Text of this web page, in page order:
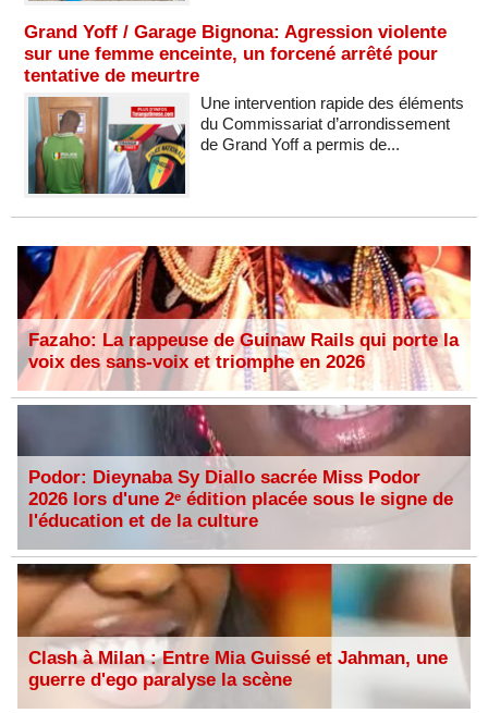
Grand Yoff / Garage Bignona: Agression violente
sur une femme enceinte, un forcené arrêté pour
tentative de meurtre
Une intervention rapide des éléments
du Commissariat d’arrondissement
de Grand Yoff a permis de...
Fazaho: La rappeuse de Guinaw Rails qui porte la
voix des sans-voix et triomphe en 2026
Podor: Dieynaba Sy Diallo sacrée Miss Podor
2026 lors d'une 2ᵉ édition placée sous le signe de
l'éducation et de la culture
Clash à Milan : Entre Mia Guissé et Jahman, une
guerre d'ego paralyse la scène